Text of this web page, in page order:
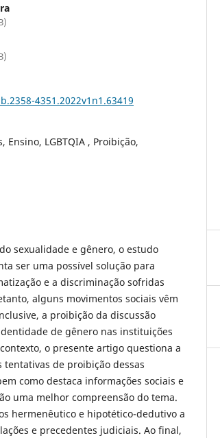
4351.2022v1n1.63419
Ensino, LGBTQIA , Proibição,
sexualidade e gênero, o estudo
ser uma possível solução para
e a discriminação sofridas
alguns movimentos sociais vêm
a proibição da discussão
de gênero nas instituições
o presente artigo questiona a
de proibição dessas
como destaca informações sociais e
uma melhor compreensão do tema.
hermenêutico e hipotético-dedutivo a
e precedentes judiciais. Ao final,